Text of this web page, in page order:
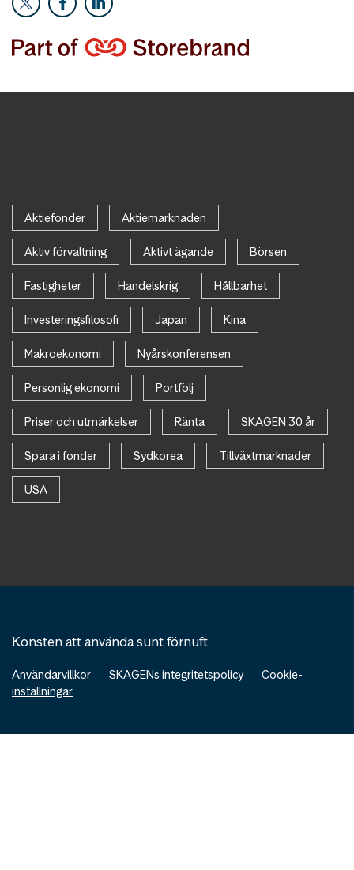
Aktiefonder Aktiemarknaden
Aktiv förvaltning Aktivt ägande Börsen
Fastigheter Handelskrig Hållbarhet
Investeringsfilosofi Japan Kina
Makroekonomi Nyårskonferensen
Personlig ekonomi Portfölj
Priser och utmärkelser Ränta SKAGEN 30 år
Spara i fonder Sydkorea Tillväxtmarknader
USA
Konsten att använda sunt förnuft
Användarvillkor SKAGENs integritetspolicy
Cookie-
inställningar